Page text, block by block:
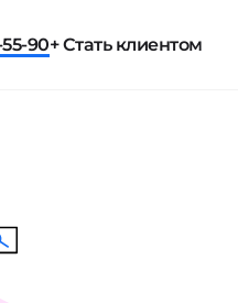
90+ Стать клиентом